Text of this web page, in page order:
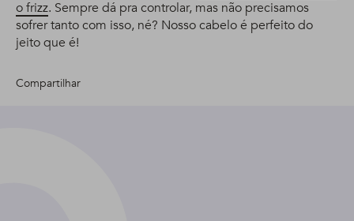
o frizz. Sempre dá pra controlar, mas não precisamos
sofrer tanto com isso, né? Nosso cabelo é perfeito do
jeito que é!
Compartilhar